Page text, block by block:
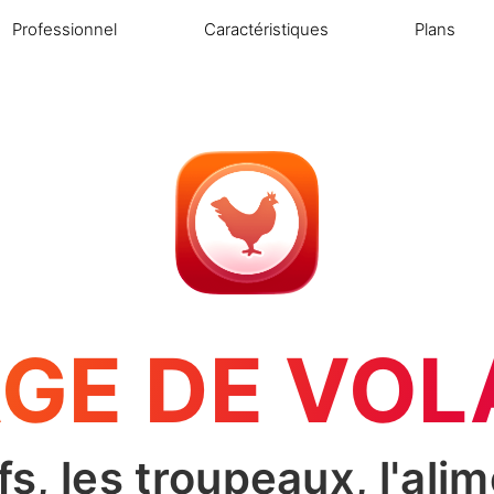
Professionnel Caractéristiques Plans
DE
les troupeaux,